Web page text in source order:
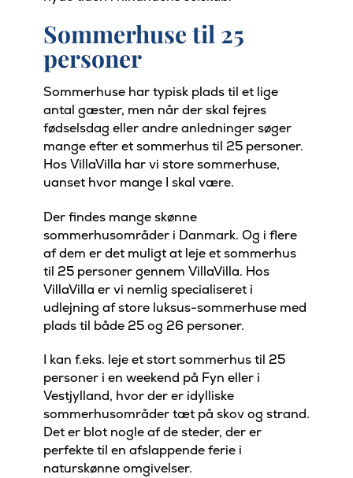
Sommerhuse til 25
personer
Sommerhuse har typisk plads til et lige
antal gæster, men når der skal fejres
fødselsdag eller andre anledninger søger
mange efter et sommerhus til 25 personer.
Hos VillaVilla har vi store sommerhuse,
uanset hvor mange I skal være.
Der findes mange skønne
sommerhusområder i Danmark. Og i flere
af dem er det muligt at leje et sommerhus
til 25 personer gennem VillaVilla. Hos
VillaVilla er vi nemlig specialiseret i
udlejning af store luksus-sommerhuse med
plads til både 25 og 26 personer.
I kan f.eks. leje et stort sommerhus til 25
personer i en weekend på Fyn eller i
Vestjylland, hvor der er idylliske
sommerhusområder tæt på skov og strand.
Det er blot nogle af de steder, der er
perfekte til en afslappende ferie i
naturskønne omgivelser.